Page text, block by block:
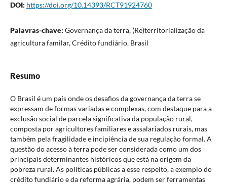
DOI: https://doi.org/10.14393/RCT91924760
Palavras-chave: Governança da terra, (Re)territorialização da
agricultura familar, Crédito fundiário, Brasil
Resumo
O Brasil é um país onde os desafios da governança da terra se
expressam de formas variadas e complexas, com destaque para a
exclusão social de parcela significativa da população rural,
composta por agricultores familiares e assalariados rurais, mas
também pela fragilidade e incipiência de sua regulação formal. A
questão do acesso à terra pode ser considerada como um dos
principais determinantes históricos que está na origem da
pobreza rural. As políticas públicas a esse respeito, a exemplo do
crédito fundiário e da reforma agrária, podem ser ferramentas